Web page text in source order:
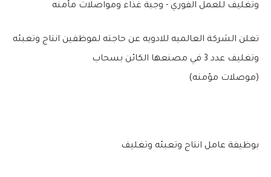
وتغليف للعمل الفوري - وجبة غذاء ومواصلات مأمنه
تعلن الشركة العالميه للادويه عن حاجته لموظفين انتاج وتعبئه
وتغليف عدد 3 في مصنعها الكائن بسحاب
(موصلات مؤمنه)
بوظيفة عامل انتاج وتعبئه وتغليف